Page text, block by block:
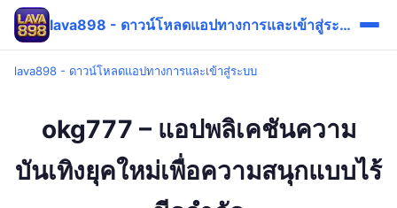
lava898 - ดาวน์โหลดแอปทางการและเข้าสู่ระบบ
lava898 - ดาวน์โหลดแอปทางการและเข้าสู่ระบบ
okg777 – แอปพลิเคชันความ
บันเทิงยุคใหม่เพื่อความสนุกแบบไร้